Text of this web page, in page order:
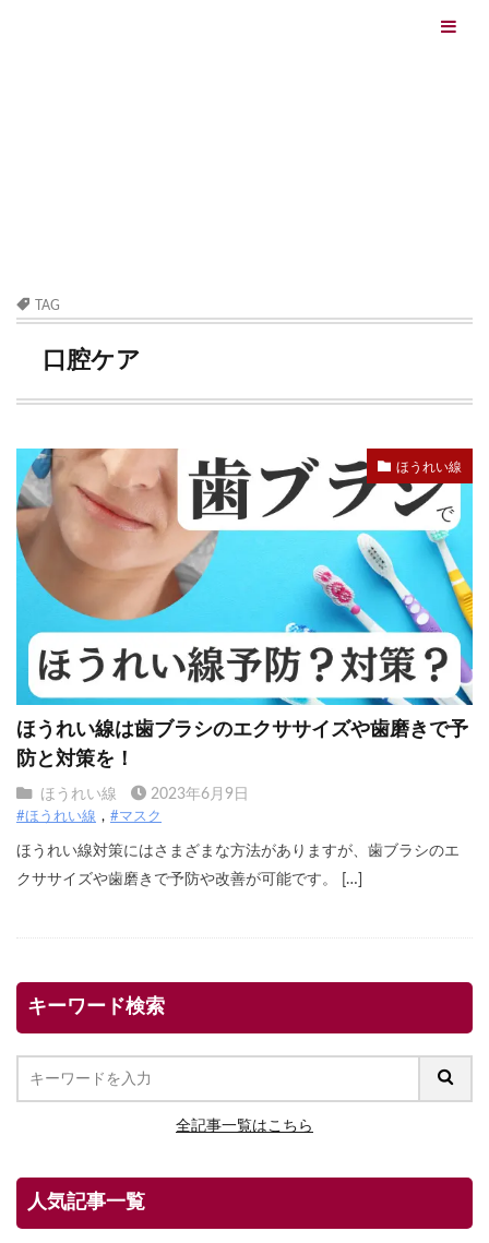
TAG
口腔ケア
ほうれい線
ほうれい線は歯ブラシのエクササイズや歯磨きで予
防と対策を！
ほうれい線 2023年6月9日
#ほうれい線 #マスク
ほうれい線対策にはさまざまな方法がありますが、歯ブラシのエ
クササイズや歯磨きで予防や改善が可能です。 […]
キーワード検索
全記事一覧はこちら
人気記事一覧